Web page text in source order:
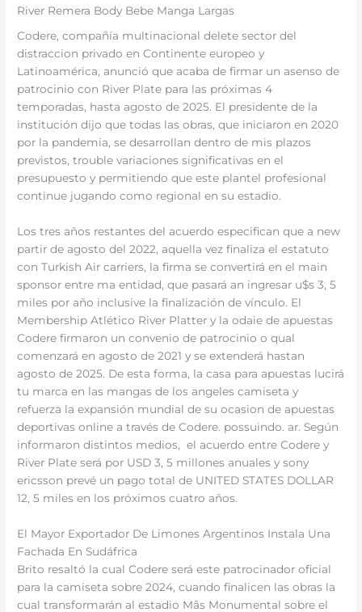
River Remera Body Bebe Manga Largas
Codere, compañía multinacional delete sector del
distraccion privado en Continente europeo y
Latinoamérica, anunció que acaba de firmar un asenso de
patrocinio con River Plate para las próximas 4
temporadas, hasta agosto de 2025. El presidente de la
institución dijo que todas las obras, que iniciaron en 2020
por la pandemia, se desarrollan dentro de mis plazos
previstos, trouble variaciones significativas en el
presupuesto y permitiendo que este plantel profesional
continue jugando como regional en su estadio.
Los tres años restantes del acuerdo especifican que a new
partir de agosto del 2022, aquella vez finaliza el estatuto
con Turkish Air carriers, la firma se convertirá en el main
sponsor entre ma entidad, que pasará an ingresar u$s 3, 5
miles por año inclusive la finalización de vínculo. El
Membership Atlético River Platter y la odaie de apuestas
Codere firmaron un convenio de patrocinio o qual
comenzará en agosto de 2021 y se extenderá hastan
agosto de 2025. De esta forma, la casa para apuestas lucirá
tu marca en las mangas de los angeles camiseta y
refuerza la expansión mundial de su ocasion de apuestas
deportivas online a través de Codere. possuindo. ar. Según
informaron distintos medios, el acuerdo entre Codere y
River Plate será por USD 3, 5 millones anuales y sony
ericsson prevé un pago total de UNITED STATES DOLLAR
12, 5 miles en los próximos cuatro años.
El Mayor Exportador De Limones Argentinos Instala Una
Fachada En Sudáfrica
Brito resaltó la cual Codere será este patrocinador oficial
para la camiseta sobre 2024, cuando finalicen las obras la
cual transformarán al estadio Mâs Monumental sobre el